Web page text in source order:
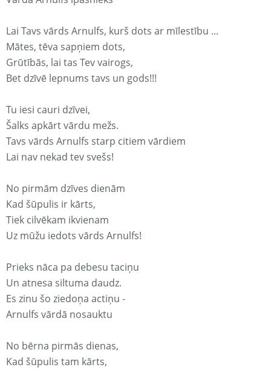
Lai Tavs vārds Arnulfs, kurš dots ar mīlestību ...
Mātes, tēva sapņiem dots,
Grūtībās, lai tas Tev vairogs,
Bet dzīvē lepnums tavs un gods!!!
Tu iesi cauri dzīvei,
Šalks apkārt vārdu mežs.
Tavs vārds Arnulfs starp citiem vārdiem
Lai nav nekad tev svešs!
No pirmām dzīves dienām
Kad šūpulis ir kārts,
Tiek cilvēkam ikvienam
Uz mūžu iedots vārds Arnulfs!
Prieks nāca pa debesu taciņu
Un atnesa siltuma daudz.
Es zinu šo ziedoņa actiņu -
Arnulfs vārdā nosauktu
No bērna pirmās dienas,
Kad šūpulis tam kārts,